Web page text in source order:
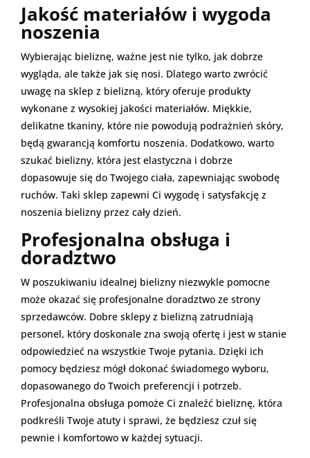
Jakość materiałów i wygoda
noszenia
Wybierając bieliznę, ważne jest nie tylko, jak dobrze
wygląda, ale także jak się nosi. Dlatego warto zwrócić
uwagę na sklep z bielizną, który oferuje produkty
wykonane z wysokiej jakości materiałów. Miękkie,
delikatne tkaniny, które nie powodują podrażnień skóry,
będą gwarancją komfortu noszenia. Dodatkowo, warto
szukać bielizny, która jest elastyczna i dobrze
dopasowuje się do Twojego ciała, zapewniając swobodę
ruchów. Taki sklep zapewni Ci wygodę i satysfakcję z
noszenia bielizny przez cały dzień.
Profesjonalna obsługa i
doradztwo
W poszukiwaniu idealnej bielizny niezwykle pomocne
może okazać się profesjonalne doradztwo ze strony
sprzedawców. Dobre sklepy z bielizną zatrudniają
personel, który doskonale zna swoją ofertę i jest w stanie
odpowiedzieć na wszystkie Twoje pytania. Dzięki ich
pomocy będziesz mógł dokonać świadomego wyboru,
dopasowanego do Twoich preferencji i potrzeb.
Profesjonalna obsługa pomoże Ci znaleźć bieliznę, która
podkreśli Twoje atuty i sprawi, że będziesz czuł się
pewnie i komfortowo w każdej sytuacji.